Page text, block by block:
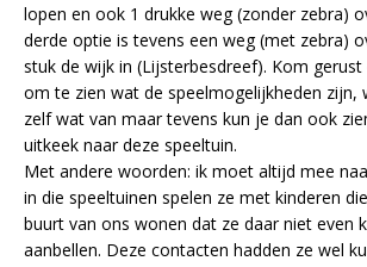
lopen en ook 1 drukke weg (zonder zebra)
derde optie is tevens een weg (met zebra)
stuk de wijk in (Lijsterbesdreef). Kom
om te zien wat de speelmogelijkheden zijn,
zelf wat van maar tevens kun je dan ook
uitkeek naar deze speeltuin.
Met andere woorden: ik moet altijd mee
in die speeltuinen spelen ze met kinderen
buurt van ons wonen dat ze daar niet even
aanbellen. Deze contacten hadden ze wel